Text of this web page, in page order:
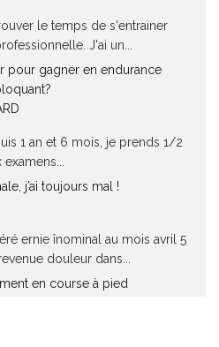
le temps de s'entrainer
J'ai un...
pour gagner en endurance
1 an et 6 mois, je prends 1/2
j’ai toujours mal !
ernie înominal au mois avril 5
douleur dans...
en course à pied